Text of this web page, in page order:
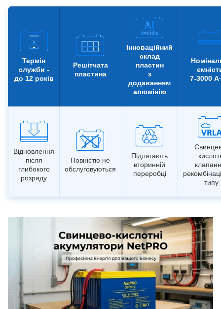
Термін
служби -
до 12 років
Решітчата
пластина
Інноваційний
склад
пластин
з
додаванням
алюмінію
7-3000
Відновлення
після
глибокого
розряду
Повністю не
обслуговуються
Підлягають
вторинній
переробці
типу